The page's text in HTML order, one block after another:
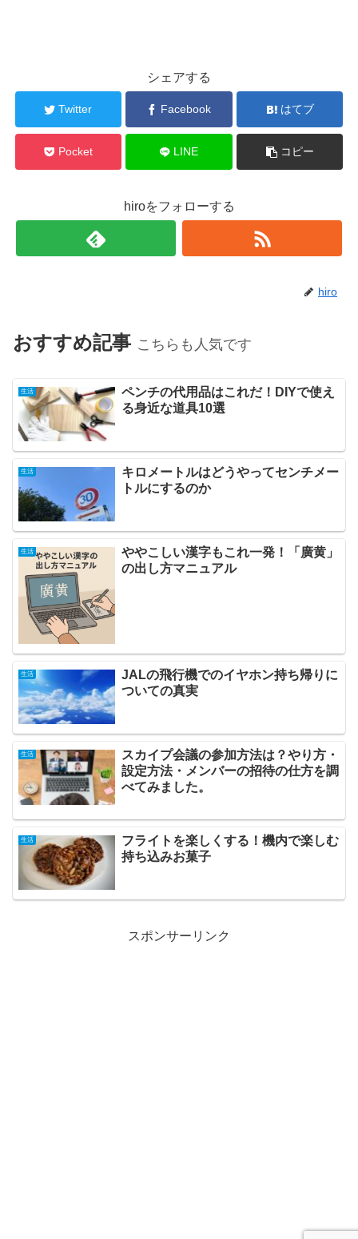
シェアする
Twitter Facebook はてブ
Pocket LINE コピー
hiroをフォローする
hiro
おすすめ記事 こちらも人気です
生活
ペンチの代用品はこれだ！DIYで使え
る身近な道具10選
生活
キロメートルはどうやってセンチメー
トルにするのか
生活
ややこしい漢字もこれ一発！「廣黄」
の出し方マニュアル
生活
JALの飛行機でのイヤホン持ち帰りに
ついての真実
生活
スカイプ会議の参加方法は？やり方・
設定方法・メンバーの招待の仕方を調
べてみました。
生活
フライトを楽しくする！機内で楽しむ
持ち込みお菓子
スポンサーリンク